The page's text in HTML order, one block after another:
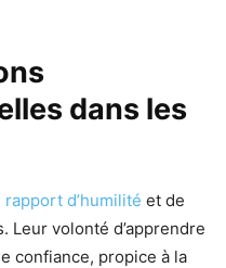
dans les
d’humilité et de
Leur volonté d’apprendre
confiance, propice à la